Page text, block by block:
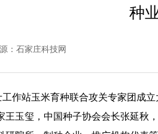
种
：石家庄科技网
作站玉米育种联合攻关专家团成
王玉玺，中国种子协会会长张延秋